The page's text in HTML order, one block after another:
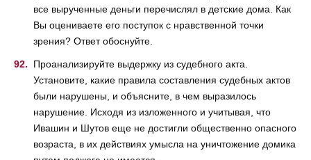
все вырученные деньги перечислял в детские дома. Как
Вы оцениваете его поступок с нравственной точки
зрения? Ответ обоснуйте.
Проанализируйте выдержку из судебного акта.
Установите, какие правила составления судебных актов
были нарушены, и объясните, в чем выразилось
нарушение. Исходя из изложенного и учитывая, что
Ивашин и Шутов еще не достигли общественно опасного
возраста, в их действиях умысла на уничтожение домика